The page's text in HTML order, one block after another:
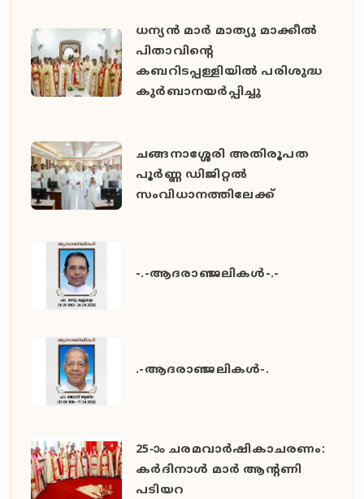
ധന്യൻ മാർ മാത്യു മാക്കീൽ
പിതാവിൻ്റെ
കബറിടപ്പള്ളിയിൽ പരിശുദ്ധ
കുർബാനയർപ്പിച്ചു
ചങ്ങനാശ്ശേരി അതിരൂപത
പൂർണ്ണ ഡിജിറ്റൽ
സംവിധാനത്തിലേക്ക്
-.-ആദരാഞ്ജലികൾ-.-
.-ആദരാഞ്ജലികൾ-.
25-ാം ചരമവാർഷികാചരണം:
കർദിനാൾ മാർ ആന്റണി
പടിയറ